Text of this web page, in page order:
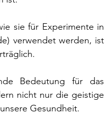
sie für Experimente in
verwendet werden, ist
Bedeutung für das
nicht nur die geistige
Gesundheit.